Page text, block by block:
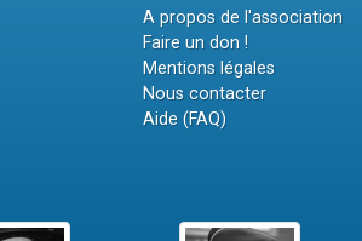
A propos de l'association
Faire un don !
Mentions légales
Nous contacter
Aide (FAQ)